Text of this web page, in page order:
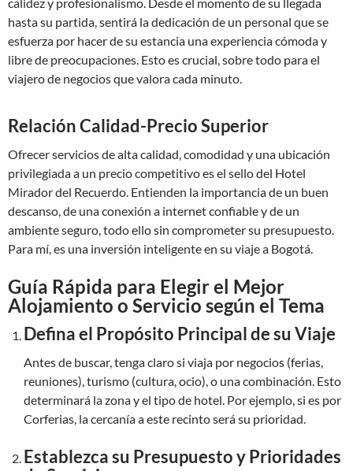
hasta su partida, sentirá la dedicación de un personal que se
esfuerza por hacer de su estancia una experiencia cómoda y
libre de preocupaciones. Esto es crucial, sobre todo para el
viajero de negocios que valora cada minuto.
Relación Calidad-Precio Superior
Ofrecer servicios de alta calidad, comodidad y una ubicación
privilegiada a un precio competitivo es el sello del Hotel
Mirador del Recuerdo. Entienden la importancia de un buen
descanso, de una conexión a internet confiable y de un
ambiente seguro, todo ello sin comprometer su presupuesto.
Para mí, es una inversión inteligente en su viaje a Bogotá.
Guía Rápida para Elegir el Mejor
Alojamiento o Servicio según el Tema
Defina el Propósito Principal de su Viaje
Antes de buscar, tenga claro si viaja por negocios (ferias,
reuniones), turismo (cultura, ocio), o una combinación. Esto
determinará la zona y el tipo de hotel. Por ejemplo, si es por
Corferias, la cercanía a este recinto será su prioridad.
Establezca su Presupuesto y Prioridades